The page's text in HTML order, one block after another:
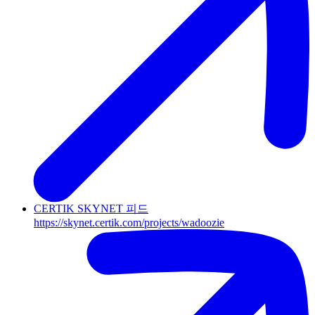
CERTIK SKYNET 피드
https://skynet.certik.com/projects/wadoozie